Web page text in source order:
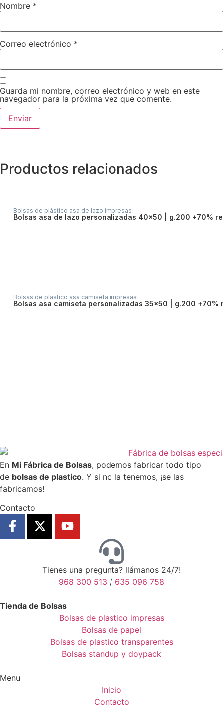
Nombre *
Correo electrónico *
Guarda mi nombre, correo electrónico y web en este
navegador para la próxima vez que comente.
Productos relacionados
Bolsas de plástico asa de lazo impresas
bolsas asa de lazo personalizadas 40×50 | g.200 +70%
Bolsas de plastico asa camiseta impresas
bolsas asa camiseta personalizadas 35×50 | g.200 +70%
En Mi Fábrica de Bolsas, podemos fabricar todo tipo
de bolsas de plastico. Y si no la tenemos, ¡se las
fabricamos!
Contacto
Tienes una pregunta? llámanos 24/7!
968 300 513 / 635 096 758
Tienda de Bolsas
Bolsas de plastico impresas
Bolsas de papel
Bolsas de plastico transparentes
Bolsas standup y doypack
Menu
Inicio
Contacto